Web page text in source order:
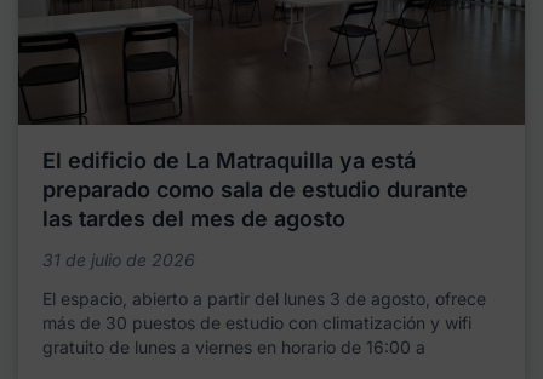
El edificio de La Matraquilla ya está
preparado como sala de estudio durante
las tardes del mes de agosto
31 de julio de 2026
El espacio, abierto a partir del lunes 3 de agosto, ofrece
más de 30 puestos de estudio con climatización y wifi
gratuito de lunes a viernes en horario de 16:00 a